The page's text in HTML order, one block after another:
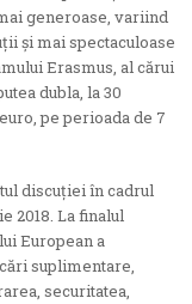
generoase, variind
și mai spectaculoase
Erasmus, al cărui
dubla, la 30
pe perioada de 7
discuției în cadrul
2018. La finalul
European a
suplimentare,
securitatea,